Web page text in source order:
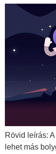
Rövid leírás:
lehet más